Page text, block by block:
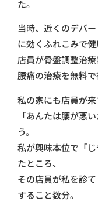
た。
当時、近くのデパ
に効くふれこみで健
店員が骨盤調整治療
腰痛の治療を無料で
私の家にも店員が来
「あんたは腰が悪
う。
私が興味本位で「
たところ、
その店員が私を診
すること数分。